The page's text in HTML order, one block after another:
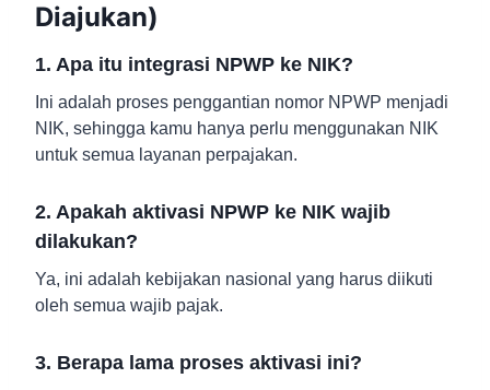
Diajukan)
1. Apa itu integrasi NPWP ke NIK?
Ini adalah proses penggantian nomor NPWP menjadi
NIK, sehingga kamu hanya perlu menggunakan NIK
untuk semua layanan perpajakan.
2. Apakah aktivasi NPWP ke NIK wajib
dilakukan?
Ya, ini adalah kebijakan nasional yang harus diikuti
oleh semua wajib pajak.
3. Berapa lama proses aktivasi ini?